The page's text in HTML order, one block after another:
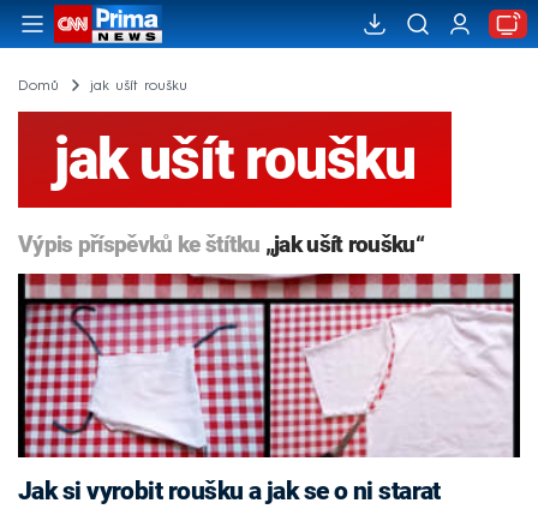
Domů jak ušít roušku
jak ušít roušku
Výpis příspěvků ke štítku „jak ušít roušku“
Jak si vyrobit roušku a jak se o ni starat